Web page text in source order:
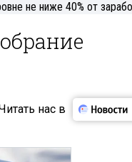
не ниже 40% от
нас в